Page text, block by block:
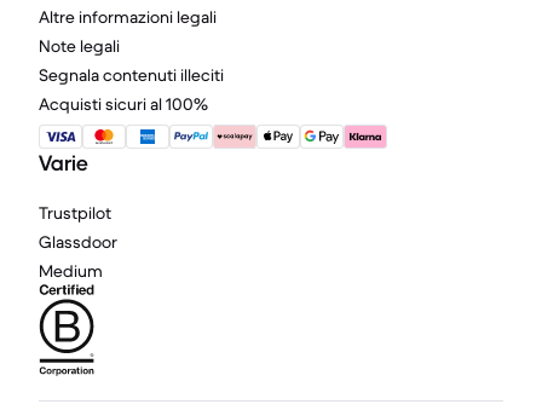
Altre informazioni legali
Note legali
Segnala contenuti illeciti
Acquisti sicuri al 100%
Varie
Trustpilot
Glassdoor
Medium